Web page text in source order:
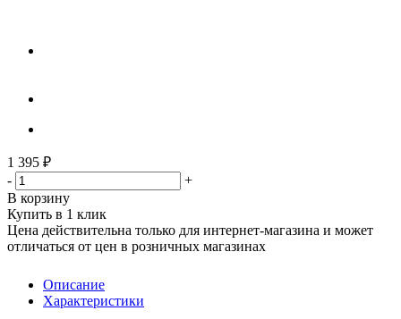
1 395 ₽
-
+
В корзину
Купить в 1 клик
Цена действительна только для интернет-магазина и может
отличаться от цен в розничных магазинах
Описание
Характеристики